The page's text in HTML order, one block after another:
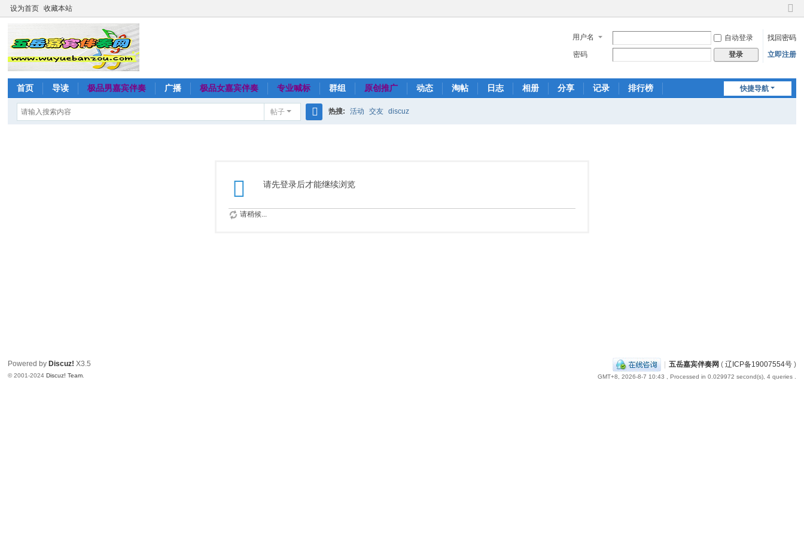
设为首页 收藏本站
切
到
窄
用户名 自动登录
找回密码
密码
登录 立即注册
快捷导航
首页 导读 极品男嘉宾伴奏 广播 极品女嘉宾伴奏 专业喊标 群组 原创推广 动态 淘帖 日志 相册 分享 记录 排行榜
帖子 热搜: 活动 交友 discuz
请先登录后才能继续浏览
请稍候...
| 五岳嘉宾伴奏网 ( 辽ICP备19007554号)
GMT+8, 2026-8-7 10:43 , Processed in 0.029972 second(s), 4 queries .
Powered by Discuz! X3.5
© 2001-2024Discuz! Team